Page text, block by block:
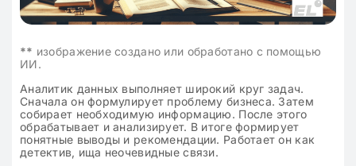
** изображение создано или обработано с помощью
ИИ.
Аналитик данных выполняет широкий круг задач.
Сначала он формулирует проблему бизнеса. Затем
собирает необходимую информацию. После этого
обрабатывает и анализирует. В итоге формирует
понятные выводы и рекомендации. Работает он как
детектив, ища неочевидные связи.